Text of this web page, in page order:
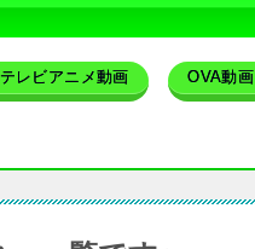
テレビアニメ動画 OVA動画